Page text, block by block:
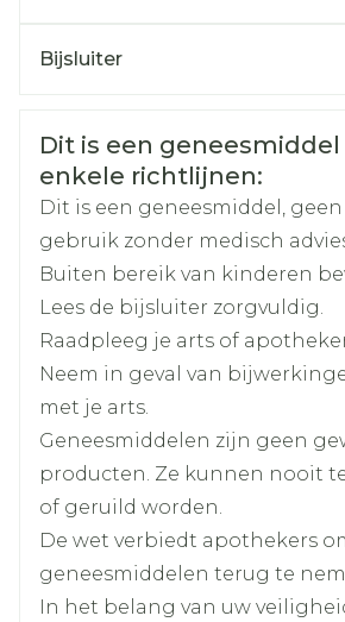
Merken Teva
Breedte
139 mm
Diepte 58 mm
Actieve
Ingrediënten
paliperidon
Behoud
25°C)
Bijsluiter
Veiligheidsinformatie
Dit is een geneesmiddel
enkele richtlijnen:
Dit is een geneesmiddel,
gebruik zonder medisch
Buiten bereik van kinderen
Lees de bijsluiter zorgvuldig.
Raadpleeg je arts of
Neem in geval van
met je arts.
Geneesmiddelen zijn geen
producten. Ze kunnen nooit
of geruild worden.
De wet verbiedt apothekers
geneesmiddelen terug te
In het belang van uw